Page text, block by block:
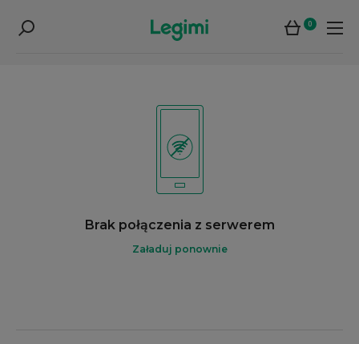
0
Brak połączenia z serwerem
Załaduj ponownie